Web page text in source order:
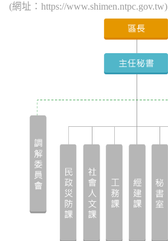
(網址：https://www.shimen.ntpc.gov.tw)